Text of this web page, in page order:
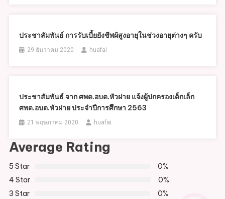
ประชาสัมพันธ์ การรับเบี้ยยังชีพผ้สูงอายุในช่วงอายุต่างๆ ครับ
29 ธันวาคม 2020 huafai
ประชาสัมพันธ์ จาก ศพด.อบต.หัวฝาย แจ้งผู้ปกครองเด็กเล็ก
ศพด.อบต.หัวฝาย ประจำปีการศึกษา 2563
21 พฤษภาคม 2020 huafai
Average Rating
5 Star
0%
4 Star
0%
3 Star
0%